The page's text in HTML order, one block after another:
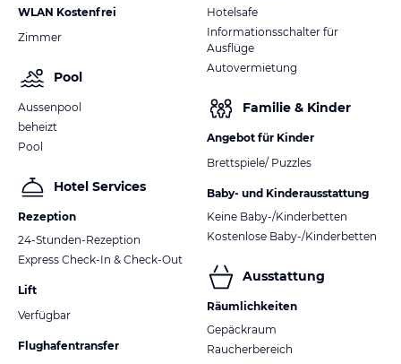
WLAN Kostenfrei
Zimmer
Pool
Aussenpool
beheizt
Pool
Hotel Services
Rezeption
24-Stunden-Rezeption
Express Check-In & Check-Out
Lift
Verfügbar
Flughafentransfer
Hotelsafe
Informationsschalter für
Ausflüge
Autovermietung
Familie & Kinder
Angebot für Kinder
Brettspiele/ Puzzles
Baby- und Kinderausstattung
Keine Baby-/Kinderbetten
Kostenlose Baby-/Kinderbetten
Ausstattung
Räumlichkeiten
Gepäckraum
Raucherbereich